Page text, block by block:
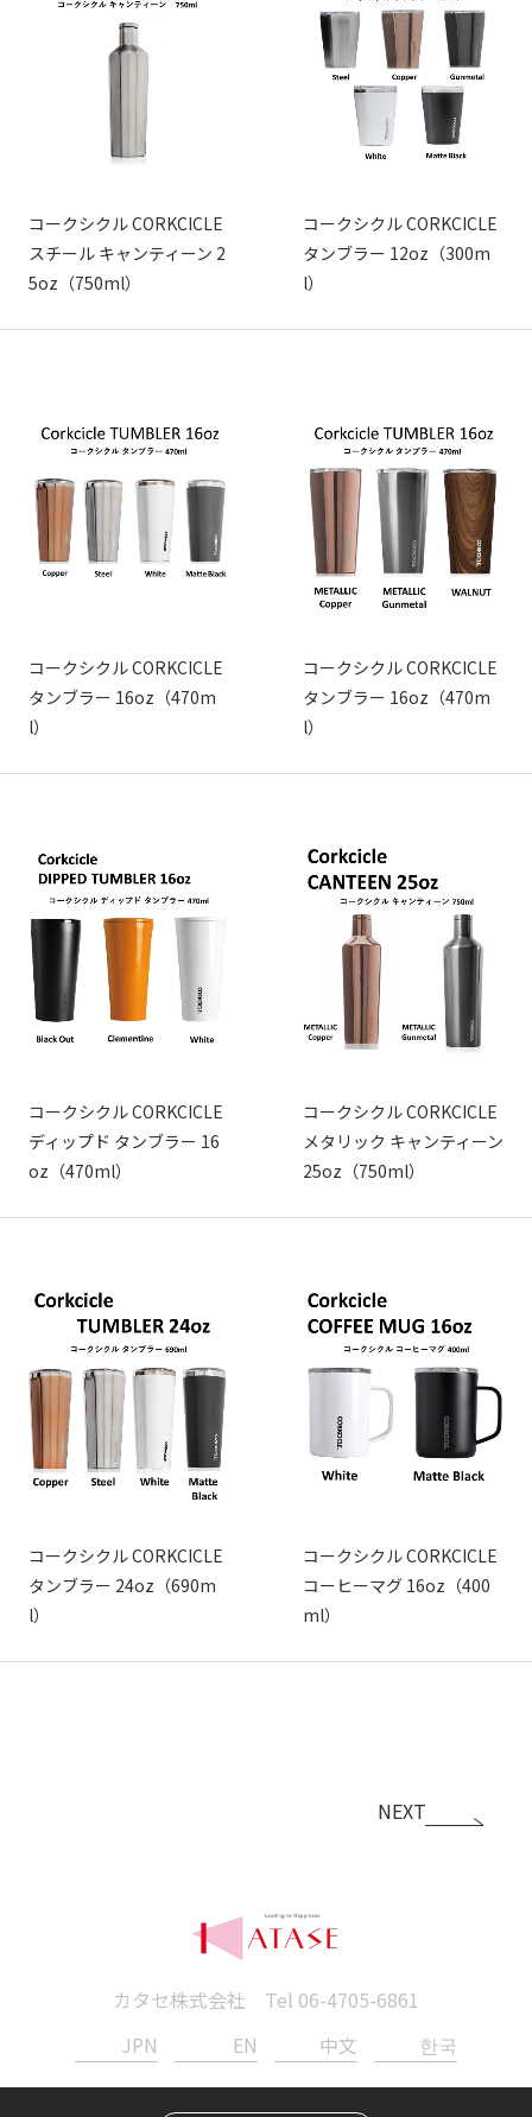
コークシクル CORKCICLE
スチール キャンティーン 2
5oz（750ml）
コークシクル CORKCICLE
タンブラー 12oz（300m
l）
コークシクル CORKCICLE
タンブラー 16oz（470m
l）
コークシクル CORKCICLE
タンブラー 16oz（470m
l）
コークシクル CORKCICLE
ディップド タンブラー 16
oz（470ml）
コークシクル CORKCICLE
メタリック キャンティーン
25oz（750ml）
コークシクル CORKCICLE
タンブラー 24oz（690m
l）
コークシクル CORKCICLE
コーヒーマグ 16oz（400
ml）
NEXT
カタセ株式会社 Tel 06-4705-6861
JPN
EN 中文 한국